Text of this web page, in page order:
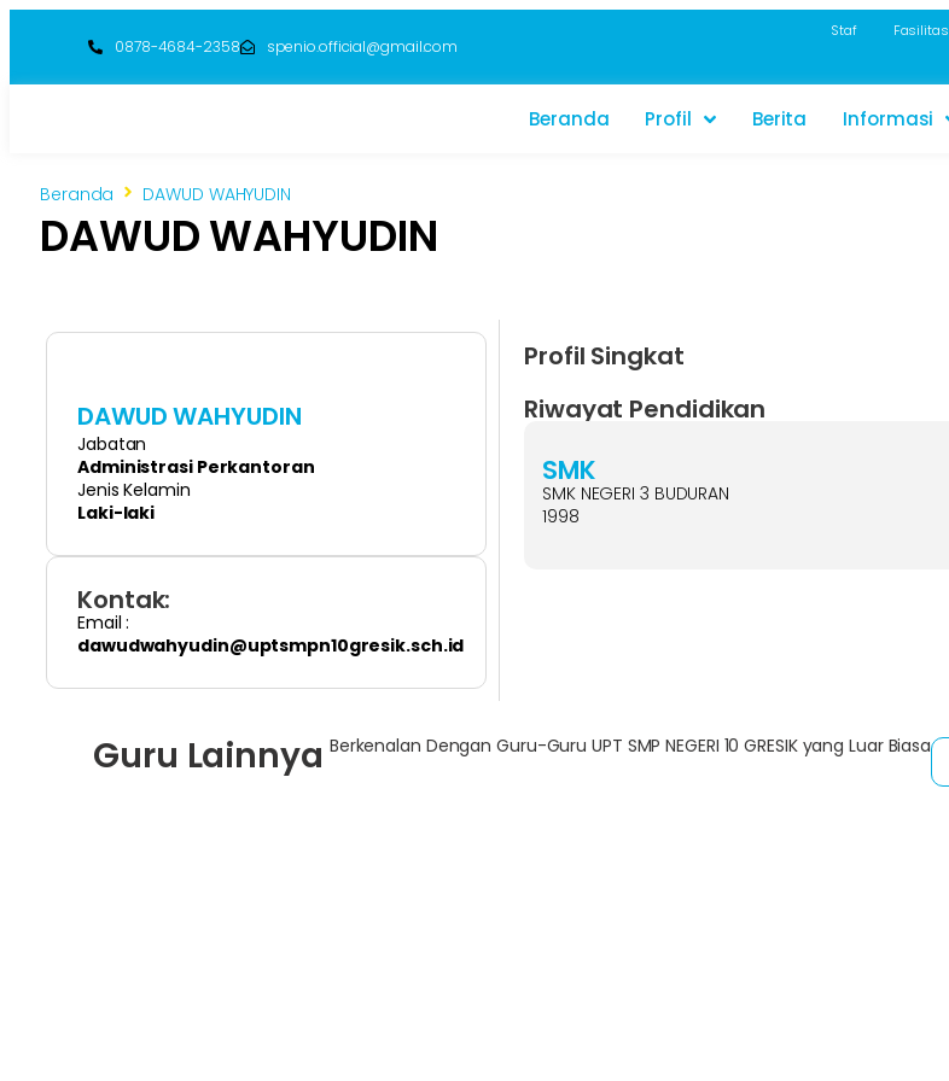
0878-4684-2358 spenio.official@gmail.com
Staf Fasilitas
Beranda Profil Berita Informasi
Beranda DAWUD WAHYUDIN
DAWUD WAHYUDIN
DAWUD WAHYUDIN
Jabatan
Administrasi Perkantoran
Jenis Kelamin
Laki-laki
Kontak:
Email :
dawudwahyudin@uptsmpn10gresik.sch.id
Profil Singkat
Riwayat Pendidikan
SMK
SMK NEGERI 3 BUDURAN
1998
Guru Lainnya Berkenalan Dengan Guru-Guru UPT SMP NEGERI 10 GRESIK yang Luar Biasa